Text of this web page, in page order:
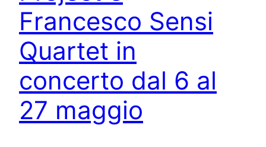
Francesco Sensi
Quartet in
concerto dal 6 al
27 maggio